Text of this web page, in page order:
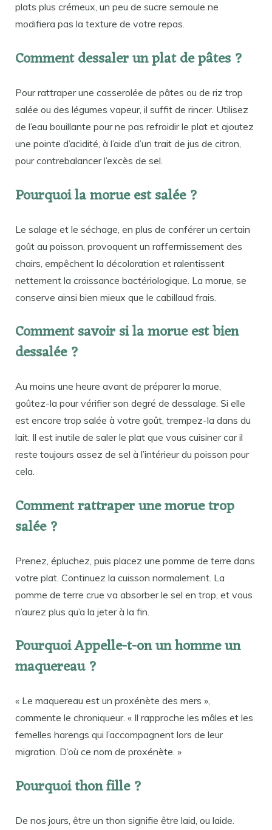
plats plus crémeux, un peu de sucre semoule ne
modifiera pas la texture de votre repas.
Comment dessaler un plat de pâtes ?
Pour rattraper une casserolée de pâtes ou de riz trop
salée ou des légumes vapeur, il suffit de rincer. Utilisez
de l’eau bouillante pour ne pas refroidir le plat et ajoutez
une pointe d’acidité, à l’aide d’un trait de jus de citron,
pour contrebalancer l’excès de sel.
Pourquoi la morue est salée ?
Le salage et le séchage, en plus de conférer un certain
goût au poisson, provoquent un raffermissement des
chairs, empêchent la décoloration et ralentissent
nettement la croissance bactériologique. La morue, se
conserve ainsi bien mieux que le cabillaud frais.
Comment savoir si la morue est bien
dessalée ?
Au moins une heure avant de préparer la morue,
goûtez-la pour vérifier son degré de dessalage. Si elle
est encore trop salée à votre goût, trempez-la dans du
lait. Il est inutile de saler le plat que vous cuisiner car il
reste toujours assez de sel à l’intérieur du poisson pour
cela.
Comment rattraper une morue trop
salée ?
Prenez, épluchez, puis placez une pomme de terre dans
votre plat. Continuez la cuisson normalement. La
pomme de terre crue va absorber le sel en trop, et vous
n’aurez plus qu’a la jeter à la fin.
Pourquoi Appelle-t-on un homme un
maquereau ?
« Le maquereau est un proxénète des mers »,
commente le chroniqueur. « Il rapproche les mâles et les
femelles harengs qui l’accompagnent lors de leur
migration. D’où ce nom de proxénète. »
Pourquoi thon fille ?
De nos jours, être un thon signifie être laid, ou laide.